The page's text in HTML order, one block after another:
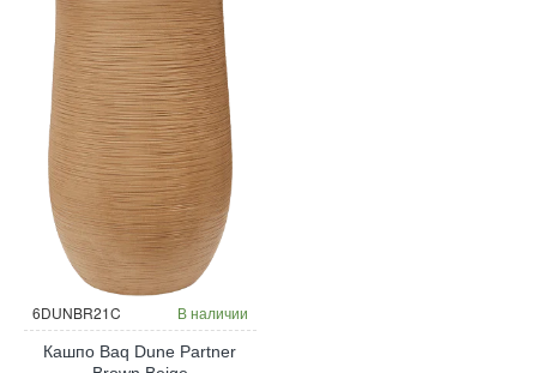
6DUNBR21C В наличии
Кашпо Baq Dune Partner